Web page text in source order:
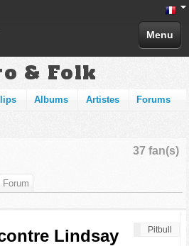
Menu
& Folk
Albums Artistes Forums
37 fan(s)
Forum
Pitbull
Lindsay